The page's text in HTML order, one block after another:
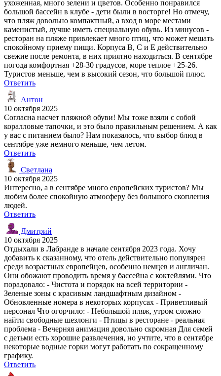
ухоженная, много зелени и цветов. Особенно понравился
большой бассейн в клубе - дети были в восторге! Но отмечу,
что пляж довольно компактный, а вход в море местами
каменистый, лучше иметь специальную обувь. Из минусов -
ресторан на пляже привлекает много птиц, что может мешать
спокойному приему пищи. Корпуса В, С и Е действительно
свежие после ремонта, в них приятно находиться. В сентябре
погода комфортная +28-30 градусов, море теплое +25-26.
Туристов меньше, чем в высокий сезон, что большой плюс.
Ответить
Антон
10 октября 2025
Согласна насчет пляжной обуви! Мы тоже взяли с собой
коралловые тапочки, и это было правильным решением. А как
у вас с питанием было? Нам показалось, что выбор блюд в
сентябре уже немного меньше, чем летом.
Ответить
Светлана
10 октября 2025
Интересно, а в сентябре много европейских туристов? Мы
любим более спокойную атмосферу без большого скопления
людей.
Ответить
Дмитрий
10 октября 2025
Отдыхали в Лабранде в начале сентября 2023 года. Хочу
добавить к сказанному, что отель действительно популярен
среди возрастных европейцев, особенно немцев и англичан.
Они обожают проводить время у бассейна с коктейлями. Что
порадовало: - Чистота и порядок на всей территории -
Зеленые зоны с красивым ландшафтным дизайном -
Обновленные номера в некоторых корпусах - Приветливый
персонал Что огорчило: - Небольшой пляж, утром сложно
найти свободные шезлонги - Птицы в ресторане - реальная
проблема - Вечерняя анимация довольно скромная Для семей
с детьми есть хорошие развлечения, но учтите, что в сентябре
некоторые водные горки могут работать по сокращенному
графику.
Ответить